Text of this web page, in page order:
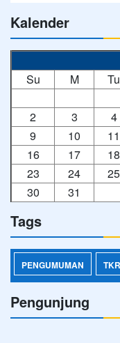
Kalender
Su
M Tu
2
3 4
9
10 11
16
17 18
23
24 25
30
31
Tags
PENGUMUMAN
Pengunjung